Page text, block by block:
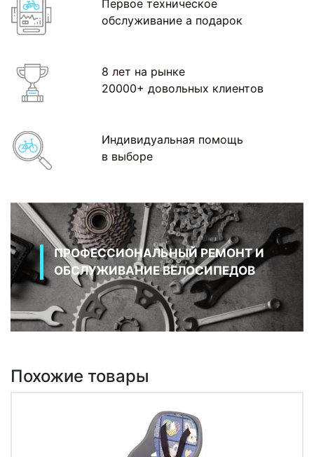
Первое техническое
обслуживание а подарок
8 лет на рынке
20000+ довольных клиентов
Индивидуальная помощь
в выборе
ПРОФЕССИОНАЛЬНЫЙ РЕМОНТ И
ОБСЛУЖИВАНИЕ ВЕЛОСИПЕДОВ
Похожие товары